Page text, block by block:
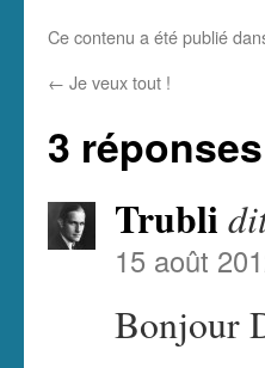
Ce contenu a été publié
← Je veux tout !
3
Trubli
15 août
Bonjour